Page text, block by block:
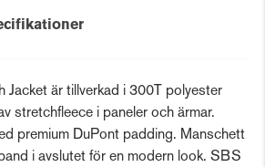
Jacket är tillverkad i 300T polyester
stretchfleece i paneler och ärmar.
premium DuPont padding. Manschett
i avslutet för en modern look. SBS